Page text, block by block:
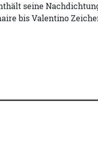
seine
bis Valentino